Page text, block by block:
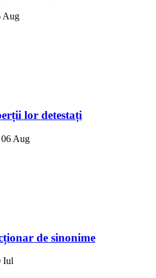
Aug
lor detestați
Aug
de sinonime
Iul